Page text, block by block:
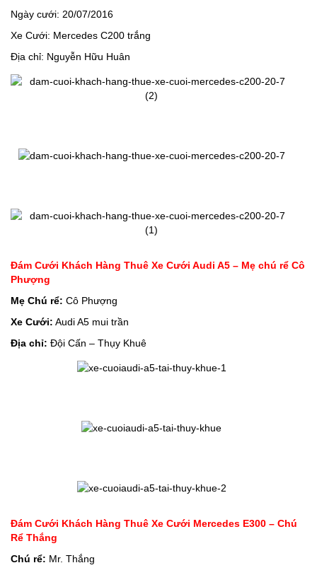
Ngày cưới: 20/07/2016
Xe Cưới: Mercedes C200 trắng
Địa chỉ: Nguyễn Hữu Huân
Đám Cưới Khách Hàng Thuê Xe Cưới Audi A5 – Mẹ chú rể Cô
Phượng
Mẹ Chú rể: Cô Phượng
Xe Cưới: Audi A5 mui trần
Địa chỉ: Đội Cấn – Thụy Khuê
Đám Cưới Khách Hàng Thuê Xe Cưới Mercedes E300 – Chú
Rể Thắng
Chú rể: Mr. Thắng